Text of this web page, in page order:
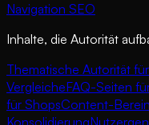
Navigation SEO
Inhalte, die Autorität
Thematische Autorität
VergleicheFAQ-Seiten
für ShopsContent-
Konsolidierung